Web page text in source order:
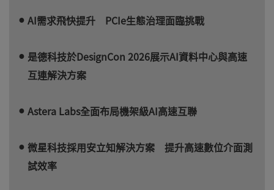
AI需求飛快提升 PCIe生態治理面臨挑戰
是德科技於DesignCon 2026展示AI資料中心與高速
互連解決方案
Astera Labs全面布局機架級AI高速互聯
微星科技採用安立知解決方案 提升高速數位介面測
試效率